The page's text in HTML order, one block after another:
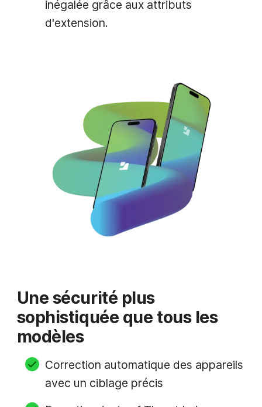
inégalée grâce aux attributs
d'extension.
Une sécurité plus
sophistiquée que tous les
modèles
Correction automatique des appareils
avec un ciblage précis